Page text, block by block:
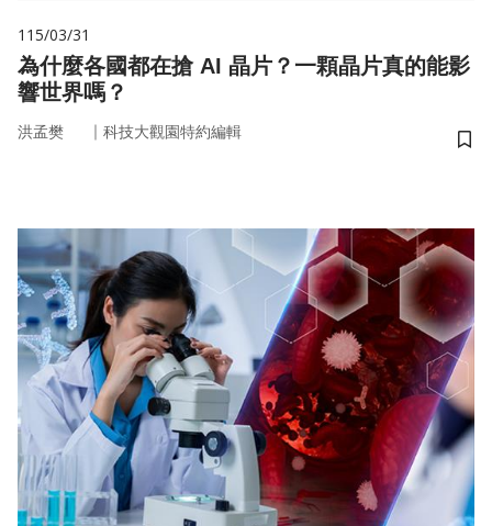
115/03/31
為什麼各國都在搶 AI 晶片？一顆晶片真的能影
響世界嗎？
洪孟樊 ｜ 科技大觀園特約編輯
儲